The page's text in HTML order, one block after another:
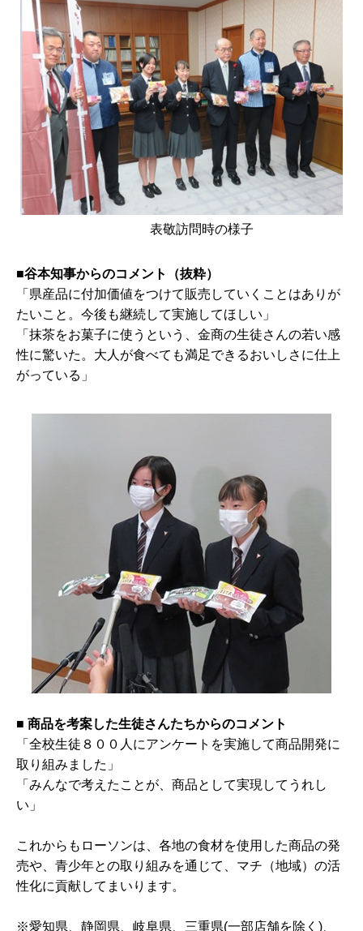
表敬訪問時の様子
■谷本知事からのコメント（抜粋）
「県産品に付加価値をつけて販売していくことはありが
たいこと。今後も継続して実施してほしい」
「抹茶をお菓子に使うという、金商の生徒さんの若い感
性に驚いた。大人が食べても満足できるおいしさに仕上
がっている」
■ 商品を考案した生徒さんたちからのコメント
「全校生徒８００人にアンケートを実施して商品開発に
取り組みました」
「みんなで考えたことが、商品として実現してうれし
い」
これからもローソンは、各地の食材を使用した商品の発
売や、青少年との取り組みを通じて、マチ（地域）の活
性化に貢献してまいります。
※愛知県、静岡県、岐阜県、三重県(一部店舗を除く)、